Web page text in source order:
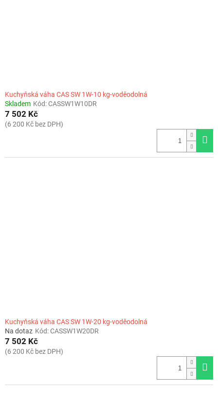
Kuchyňská váha CAS SW 1W-10 kg-voděodolná
Skladem Kód:CASSW1W10DR
7 502 Kč
(6 200 Kč bez DPH)
Kuchyňská váha CAS SW 1W-20 kg-voděodolná
Na dotaz Kód:CASSW1W20DR
7 502 Kč
(6 200 Kč bez DPH)